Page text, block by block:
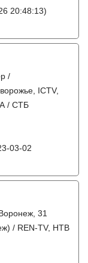
20:48:13)
/
ICTV,
/ СТБ
03-02
31
/ REN-TV, НТВ